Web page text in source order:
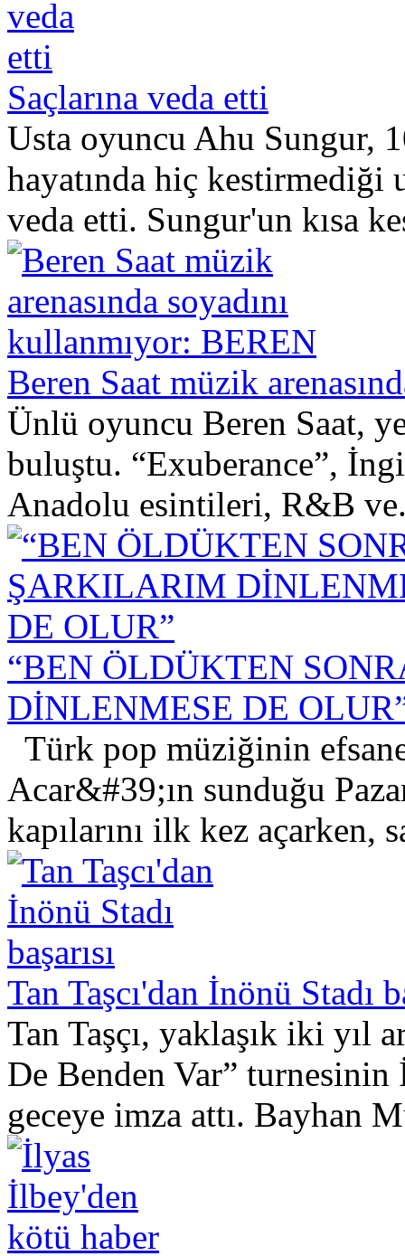
Saçlarına veda etti
Usta oyuncu Ahu Sungur,
hayatında hiç kestirmediği
veda etti. Sungur'un kısa
Beren Saat müzik
Ünlü oyuncu Beren Saat,
buluştu. “Exuberance”,
Anadolu esintileri, R&B
“BEN ÖLDÜKTEN
DİNLENMESE DE
Türk pop müziğinin
Acar&#39;ın sunduğu
kapılarını ilk kez açarken,
Tan Taşcı'dan İnönü Stadı
Tan Taşçı, yaklaşık iki yıl
De Benden Var”
geceye imza attı. Bayhan